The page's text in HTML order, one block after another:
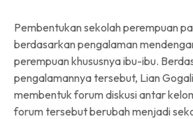
Pembentukan sekolah perempuan
berdasarkan pengalaman
perempuan khususnya ibu-ibu.
pengalamannya tersebut, Lian
membentuk forum diskusi antar
forum tersebut berubah menjadi